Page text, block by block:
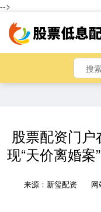
-->
股票配资门
现“天价离婚
来源：新玺配资 网